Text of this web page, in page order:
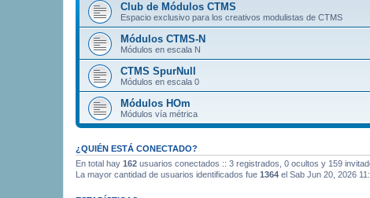
Club de Módulos CTMS
Espacio exclusivo para los creativos modulistas de CTMS
Módulos CTMS-N
Módulos en escala N
CTMS SpurNull
Módulos en escala 0
Módulos HOm
Módulos vía métrica
¿QUIÉN ESTÁ CONECTADO?
En total hay 162 usuarios conectados :: 3 registrados, 0 ocultos y 159
La mayor cantidad de usuarios identificados fue 1364 el Sab Jun 20, 2026